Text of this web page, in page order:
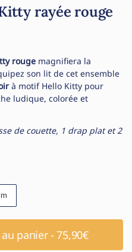
rayée rouge
rouge magnifiera la
son lit de cet ensemble
à motif Hello Kitty pour
ludique, colorée et
de couette, 1 drap plat et 2
panier - 75,90€